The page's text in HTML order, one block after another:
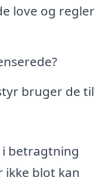
love og regler
bruger de til
betragtning
blot kan